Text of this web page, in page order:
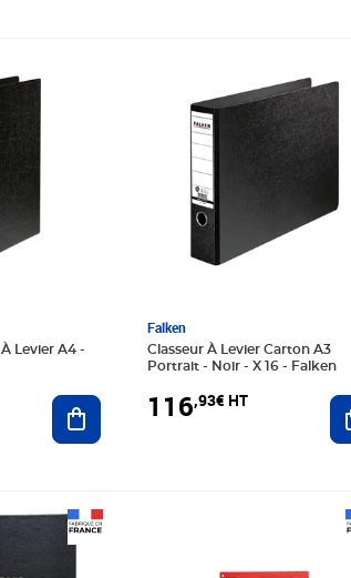
Levier A4 -
Ajouter au panier
Falken
Classeur À Levier Carton A3
Portrait - Noir - X 16 - Falken
116,93€ HT